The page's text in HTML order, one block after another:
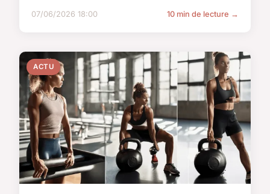
07/06/2026 18:00 10 min de lecture →
ACTU